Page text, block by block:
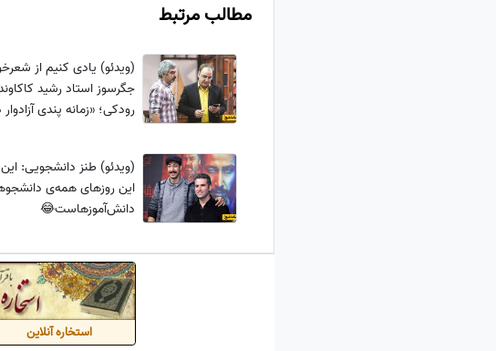
مطالب مرتبط
(ویدئو) یادی کنیم از
جگرسوز استاد رشید
رودکی؛ «زمانه پندی
(ویدئو) طنز دانشجویی:
این روزهای همه‌ی
دانش‌آموزهاست😂
استخاره آنلاین